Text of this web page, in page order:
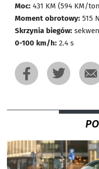
Moc: 431 KM (594 KM/
Moment obrotowy: 515
Skrzynia biegów:
0-100 km/h: 2.4 s